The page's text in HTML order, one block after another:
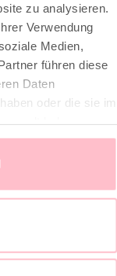
zu analysieren.
Verwendung
Medien,
führen diese
Daten
oder die sie im